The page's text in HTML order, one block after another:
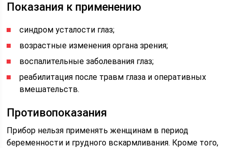
Показания к применению
синдром усталости глаз;
возрастные изменения органа зрения;
воспалительные заболевания глаз;
реабилитация после травм глаза и оперативных
вмешательств.
Противопоказания
Прибор нельзя применять женщинам в период
беременности и грудного вскармливания. Кроме того,